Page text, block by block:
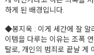
하게 된 배경입니다.
◆봉지욱 : 이게 세간에 잘 알
이템을 다루는 이유는 조폭
탈로, 개인의 범죄로 끝날 게